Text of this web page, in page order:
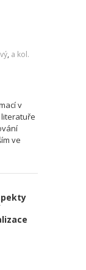
, a kol.
v
ve